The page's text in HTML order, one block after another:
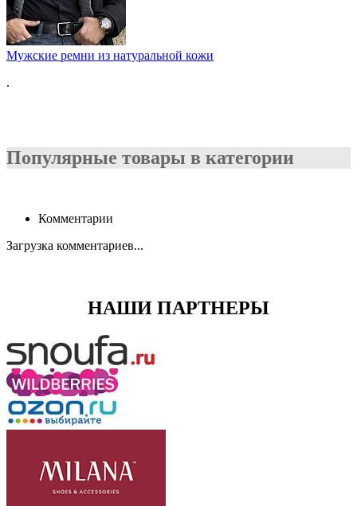
Мужские ремни из натуральной кожи
.
Популярные товары в категории
Комментарии
Загрузка комментариев...
НАШИ ПАРТНЕРЫ